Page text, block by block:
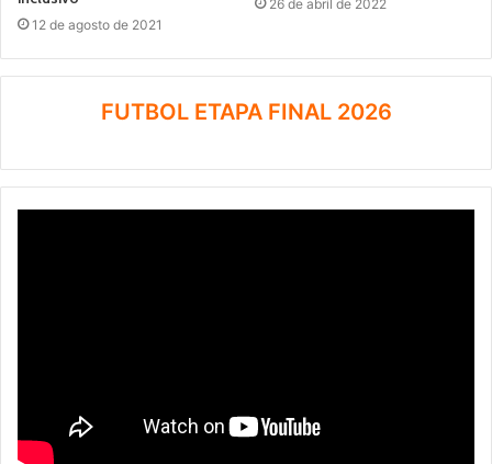
12 de agosto de 2021
26 de abril de 2022
FUTBOL ETAPA FINAL 2026